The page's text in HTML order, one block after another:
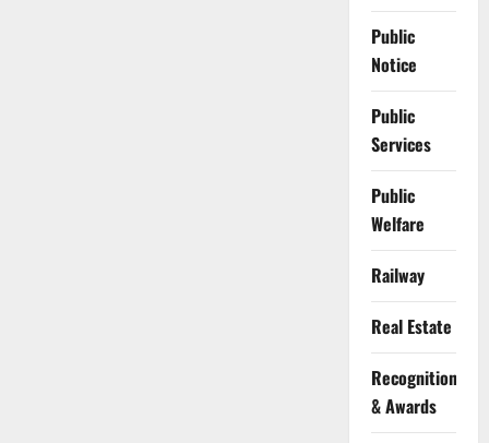
Public
Notice
Public
Services
Public
Welfare
Railway
Real Estate
Recognition
& Awards